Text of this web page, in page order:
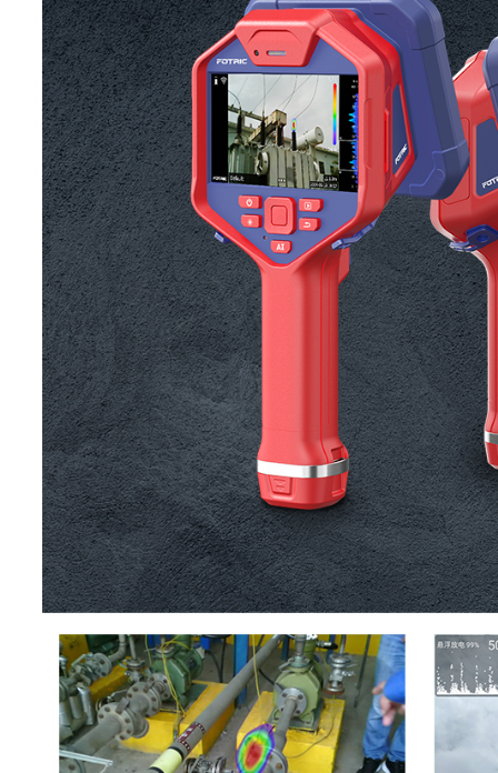
测量声压范
围
10kHz:6~120dB SPL
15kHz:-10~120dB SPL
20kHz:-7~120dB SPL
25kHz:-19~120dB SPL
30kHz:-3~120dB SPL
35kHz:7~120dB SPL
40kHz:5~120dB SPL
45kHz:-2~120dB SPL
50kHz:-9~120dB SPL
55kHz:-2~120dB SPL
60kHz:3~120dB SPL
65kHz:1~120dB SPL
70kHz:8~120dB SPL
75kHz:7~120dB SPL
声音采样率
200kHz
声学刷新率
25Hz
工作距离
0.3~200m
测量分析
定位频率范